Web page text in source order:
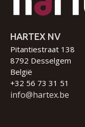
HARTEX NV
Pitantiestraat 138
8792 Desselgem
België
+32 56 73 31 51
info@hartex.be